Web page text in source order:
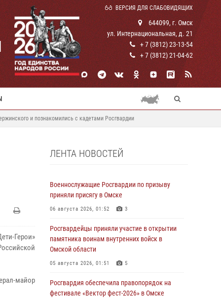
ВЕРСИЯ ДЛЯ СЛАБОВИДЯЩИХ
644099, г. Омск
ул. Интернациональная, д. 21
+ 7 (3812) 23-13-54
+ 7 (3812) 21-04-62
и познакомились с кадетами Росгвардии
Герои»
майор
ЛЕНТА НОВОСТЕЙ
Военнослужащие Росгвардии по призыву
приняли присягу в Омске
06 августа 2026, 01:52 3
Росгвардейцы приняли участие в открытии
памятника воинам внутренних войск в
Омской области
05 августа 2026, 01:51 5
Росгвардия обеспечила правопорядок на
фестивале «Вектор фест-2026» в Омске